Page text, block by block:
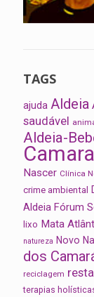
TAGS
ajuda Aldeia
saudável
Aldeia-
Nascer Clínica
crime ambiental
Aldeia Fórum
lixo Mata
natureza Novo
dos
reciclagem
terapias